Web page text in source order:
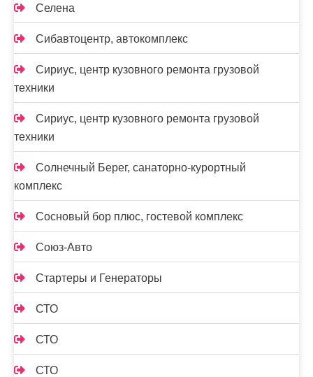
Селена
Сибавтоцентр, автокомплекс
Сириус, центр кузовного ремонта грузовой
техники
Сириус, центр кузовного ремонта грузовой
техники
Солнечный Берег, санаторно-курортный
комплекс
Сосновый бор плюс, гостевой комплекс
Союз-Авто
Стартеры и Генераторы
СТО
СТО
СТО